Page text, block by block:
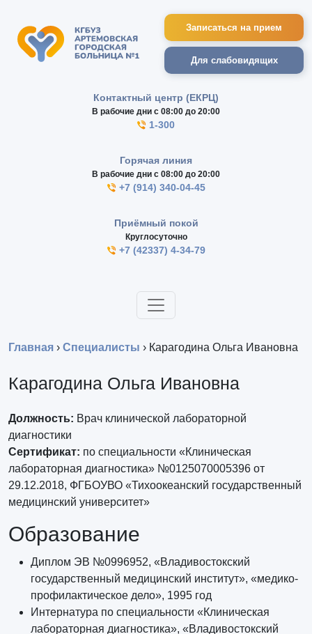
Записаться на прием
Для слабовидящих
Контактный центр (ЕКРЦ)
В рабочие дни с 08:00 до 20:00
1-300
Горячая линия
В рабочие дни с 08:00 до 20:00
+7 (914) 340-04-45
Приёмный покой
Круглосуточно
+7 (42337) 4-34-79
Главная › Специалисты › Карагодина Ольга Ивановна
Карагодина Ольга Ивановна
Должность: Врач клинической лабораторной
диагностики
Сертификат: по специальности «Клиническая
лабораторная диагностика» №0125070005396 от
29.12.2018, ФГБОУВО «Тихоокеанский государственный
медицинский университет»
Образование
Диплом ЭВ №0996952, «Владивостокский
государственный медицинский институт», «медико-
профилактическое дело», 1995 год
Интернатура по специальности «Клиническая
лабораторная диагностика», «Владивостокский